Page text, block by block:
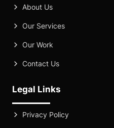
About Us
Our Services
Our Work
Contact Us
Legal Links
Privacy Policy